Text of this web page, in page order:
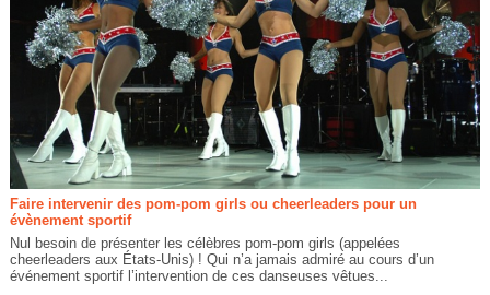
Faire intervenir des pom-pom girls ou cheerleaders pour un
évènement sportif
Nul besoin de présenter les célèbres pom-pom girls (appelées
cheerleaders aux États-Unis) ! Qui n’a jamais admiré au cours d’un
événement sportif l’intervention de ces danseuses vêtues...